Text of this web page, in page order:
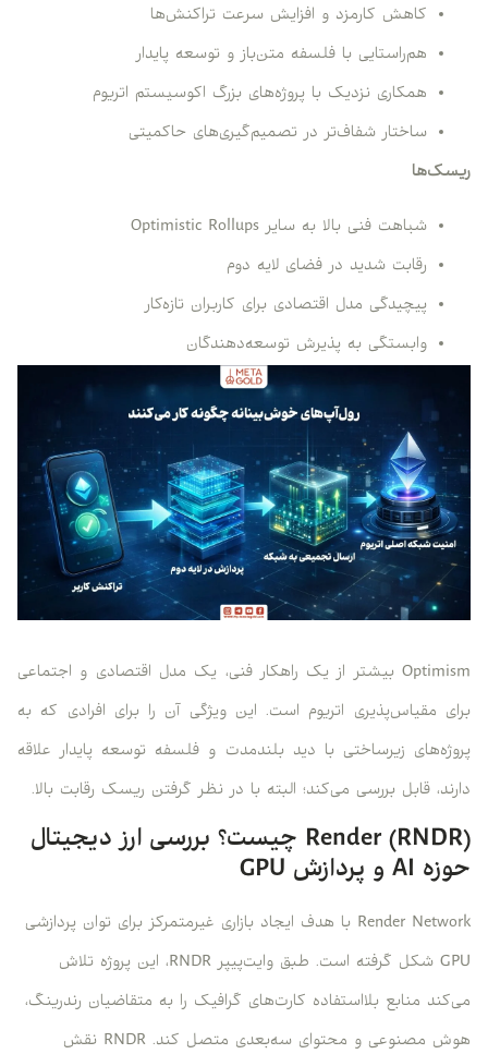
کاهش کارمزد و افزایش سرعت تراکنش‌ها
هم‌راستایی با فلسفه متن‌باز و توسعه پایدار
همکاری نزدیک با پروژه‌های بزرگ اکوسیستم اتریوم
ساختار شفاف‌تر در تصمیم‌گیری‌های حاکمیتی
ریسک‌ها
شباهت فنی بالا به سایر Optimistic Rollups
رقابت شدید در فضای لایه دوم
پیچیدگی مدل اقتصادی برای کاربران تازه‌کار
وابستگی به پذیرش توسعه‌دهندگان
Optimism بیشتر از یک راهکار فنی، یک مدل اقتصادی و اجتماعی
برای مقیاس‌پذیری اتریوم است. این ویژگی آن را برای افرادی که به
پروژه‌های زیرساختی با دید بلندمدت و فلسفه توسعه پایدار علاقه
دارند، قابل بررسی می‌کند؛ البته با در نظر گرفتن ریسک رقابت بالا.
Render (RNDR) چیست؟ بررسی ارز دیجیتال
حوزه AI و پردازش GPU
Render Network با هدف ایجاد بازاری غیرمتمرکز برای توان پردازشی
GPU شکل گرفته است. طبق وایت‌پیپر RNDR، این پروژه تلاش
می‌کند منابع بلااستفاده کارت‌های گرافیک را به متقاضیان رندرینگ،
هوش مصنوعی و محتوای سه‌بعدی متصل کند. RNDR نقش